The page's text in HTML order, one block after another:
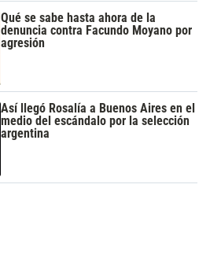
Qué se sabe hasta ahora de la
denuncia contra Facundo Moyano por
agresión
Así llegó Rosalía a Buenos Aires en el
medio del escándalo por la selección
argentina